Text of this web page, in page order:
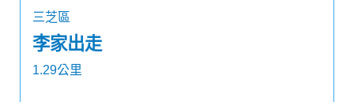
三芝區
李家出走
1.29公里